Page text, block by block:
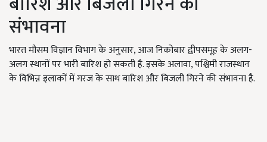
संभावना
भारत मौसम विज्ञान विभाग के अनुसार, आज निकोबार द्वीपसमूह के अलग-
अलग स्थानों पर भारी बारिश हो सकती है. इसके अलावा, पश्चिमी राजस्थान
के विभिन्न इलाकों में गरज के साथ बारिश और बिजली गिरने की संभावना है.